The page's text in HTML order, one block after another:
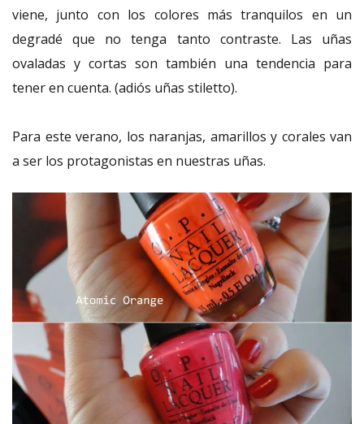
viene, junto con los colores más tranquilos en un
degradé que no tenga tanto contraste. Las uñas
ovaladas y cortas son también una tendencia para
tener en cuenta. (adiós uñas stiletto).
Para este verano, los naranjas, amarillos y corales van
a ser los protagonistas en nuestras uñas.